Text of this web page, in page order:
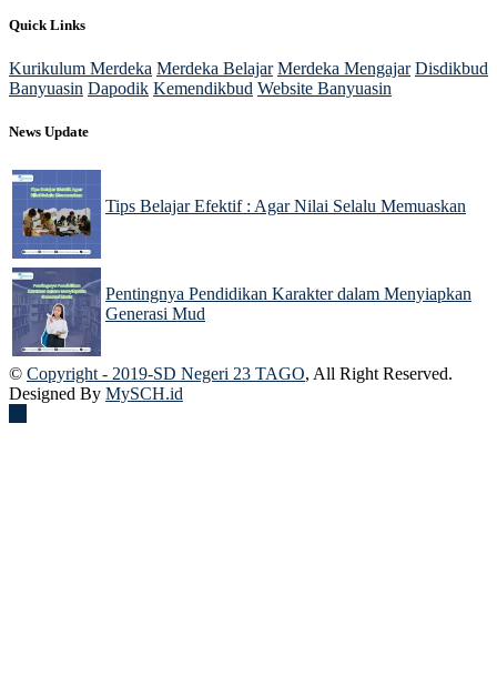
Quick Links
Kurikulum Merdeka Merdeka Belajar Merdeka Mengajar Disdikbud
Banyuasin Dapodik Kemendikbud Website Banyuasin
News Update
Tips Belajar Efektif : Agar Nilai Selalu Memuaskan
Pentingnya Pendidikan Karakter dalam Menyiapkan
Generasi Mud
© Copyright - 2019-SD Negeri 23 TAGO, All Right Reserved.
Designed By MySCH.id